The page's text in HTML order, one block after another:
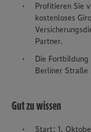
Profitieren Sie
kostenloses
Partner.
Die
Berliner Straße
Gut zu wissen
Start: 1.